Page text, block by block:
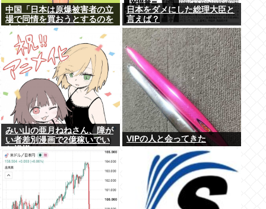
中国「日本は原爆被害者の立
場で同情を買おうとするのを
日本をダメにした総理大臣と
言えば？
みい山の亜月ねねさん、障が
い者差別漫画で2億稼いでい
VIPの人と会ってきた